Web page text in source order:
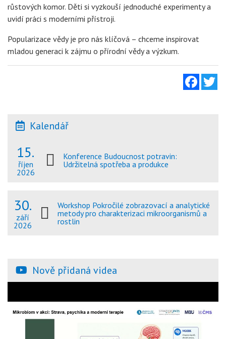
růstových komor. Děti si vyzkouší jednoduché experimenty a
uvidí práci s moderními přístroji.
Popularizace vědy je pro nás klíčová – chceme inspirovat
mladou generaci k zájmu o přírodní vědy a výzkum.
Kalendář
15.
říjen
2026
Konference Budoucnost potravin:
Udržitelná spotřeba a produkce
30.
září
2026
Workshop Pokročilé zobrazovací a analytické
metody pro charakterizaci mikroorganismů a
rostlin
Nově přidaná videa